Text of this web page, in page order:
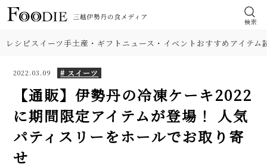
検索
レシピスイーツ手土産・ギフト ニュース・イベントおすすめアイテム
2022.03.09 # スイーツ
【通販】伊勢丹の冷凍ケーキ2022
に期間限定アイテムが登場！ 人気
パティスリーをホールでお取り寄
せ